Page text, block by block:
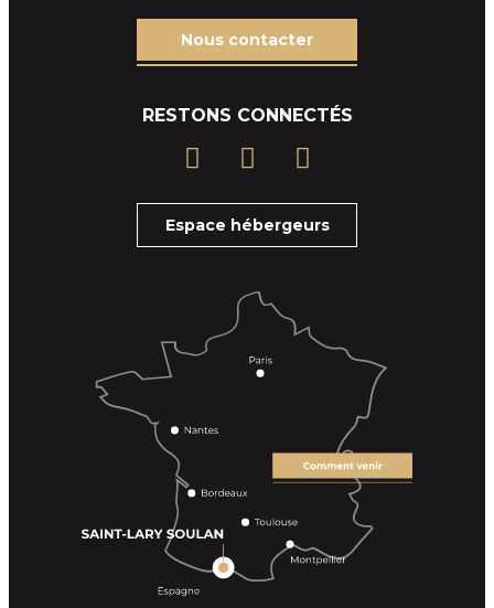
Nous contacter
RESTONS CONNECTÉS
Espace hébergeurs